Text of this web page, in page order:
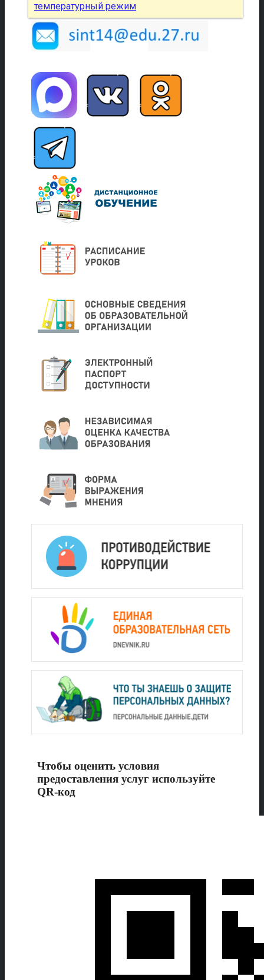
температурный режим
Чтобы оценить условия
предоставления услуг используйте
QR-код